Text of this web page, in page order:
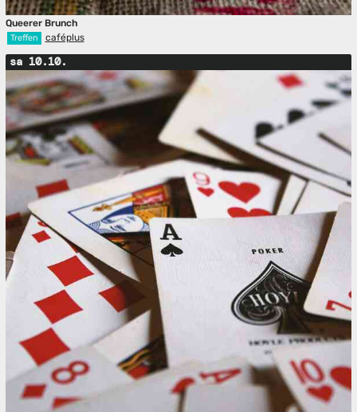
Queerer Brunch
Treffen caféplus
sa 10.10.